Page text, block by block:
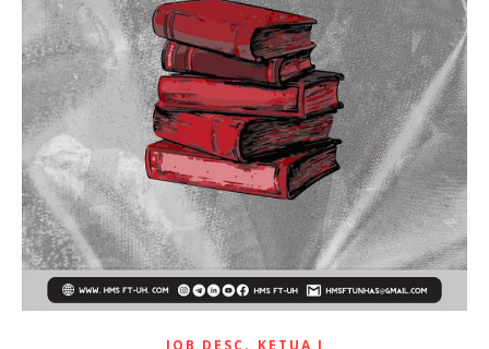
JOB DESC , KETUA I